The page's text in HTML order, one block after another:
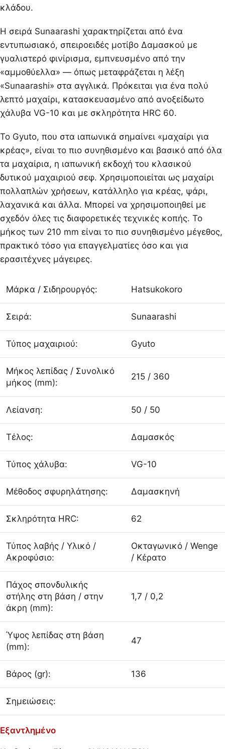
κλάδου.
Η σειρά Sunaarashi χαρακτηρίζεται από ένα
εντυπωσιακό, σπειροειδές μοτίβο Δαμασκού με
γυαλιστερό φινίρισμα, εμπνευσμένο από την
«αμμοθύελλα» — όπως μεταφράζεται η λέξη
«Sunaarashi» στα αγγλικά. Πρόκειται για ένα πολύ
λεπτό μαχαίρι, κατασκευασμένο από ανοξείδωτο
χάλυβα VG-10 και με σκληρότητα HRC 60.
Το Gyuto, που στα ιαπωνικά σημαίνει «μαχαίρι για
κρέας», είναι το πιο συνηθισμένο και βασικό από όλα
τα μαχαίρια, η ιαπωνική εκδοχή του κλασικού
δυτικού μαχαιριού σεφ. Χρησιμοποιείται ως μαχαίρι
πολλαπλών χρήσεων, κατάλληλο για κρέας, ψάρι,
λαχανικά και άλλα. Μπορεί να χρησιμοποιηθεί με
σχεδόν όλες τις διαφορετικές τεχνικές κοπής. Το
μήκος των 210 mm είναι το πιο συνηθισμένο μέγεθος,
πρακτικό τόσο για επαγγελματίες όσο και για
ερασιτέχνες μάγειρες.
Μάρκα / Σιδηρουργός: Hatsukokoro
Σειρά: Sunaarashi
Τύπος μαχαιριού: Gyuto
Μήκος λεπίδας / Συνολικό
μήκος (mm):
215 / 360
Λείανση: 50 / 50
Τέλος: Δαμασκός
Τύπος χάλυβα: VG-10
Μέθοδος σφυρηλάτησης: Δαμασκηνή
Σκληρότητα HRC: 62
Τύπος λαβής / Υλικό /
Ακροφύσιο:
Οκταγωνικό / Wenge
/ Κέρατο
Πάχος σπονδυλικής
στήλης στη βάση / στην
άκρη (mm):
1,7 / 0,2
Ύψος λεπίδας στη βάση
(mm):
47
Βάρος (gr): 136
Σημειώσεις:
Εξαντλημένο